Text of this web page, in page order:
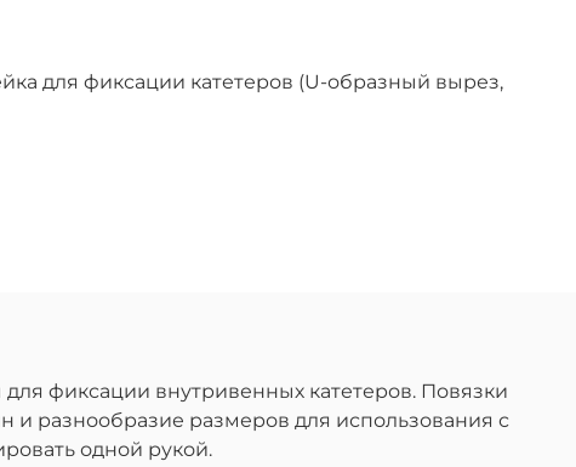
для фиксации катетеров (U-образный вырез,
фиксации внутривенных катетеров. Повязки
и разнообразие размеров для использования с
одной рукой.